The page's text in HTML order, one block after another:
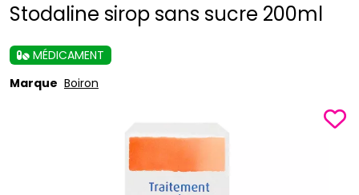
Stodaline sirop sans sucre 200ml
MÉDICAMENT
Marque Boiron